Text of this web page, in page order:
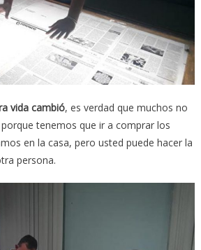
vida cambió, es verdad que muchos no
tenemos que ir a comprar los
en la casa, pero usted puede hacer la
persona.